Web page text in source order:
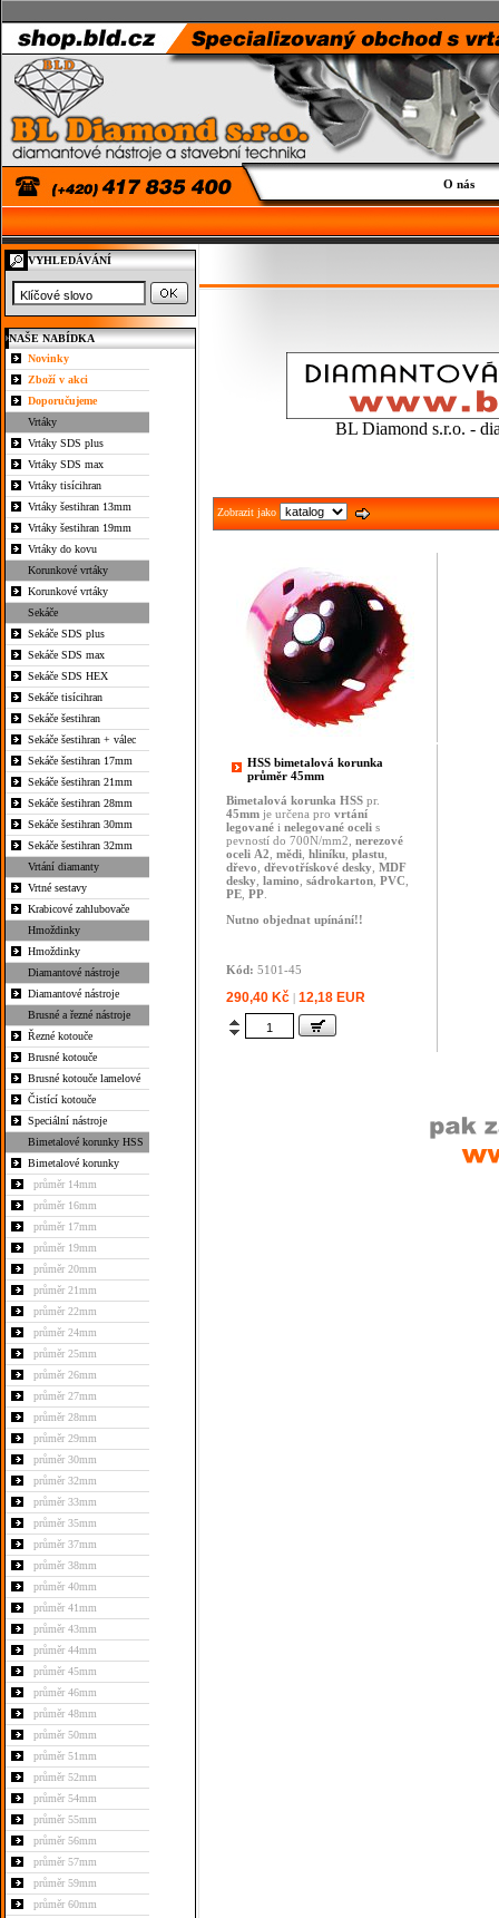
O nás
VYHLEDÁVÁNÍ
NAŠE NABÍDKA
Novinky
Zboží v akci
Doporučujeme
Vrtáky
Vrtáky SDS plus
Vrtáky SDS max
Vrtáky tisícihran
Vrtáky šestihran 13mm
Vrtáky šestihran 19mm
Vrtáky do kovu
Korunkové vrtáky
Korunkové vrtáky
Sekáče
Sekáče SDS plus
Sekáče SDS max
Sekáče SDS HEX
Sekáče tisícihran
Sekáče šestihran
Sekáče šestihran + válec
Sekáče šestihran 17mm
Sekáče šestihran 21mm
Sekáče šestihran 28mm
Sekáče šestihran 30mm
Sekáče šestihran 32mm
Vrtání diamanty
Vrtné sestavy
Krabicové zahlubovače
Hmoždinky
Hmoždinky
Diamantové nástroje
Diamantové nástroje
Brusné a řezné nástroje
Řezné kotouče
Brusné kotouče
Brusné kotouče lamelové
Čistící kotouče
Speciální nástroje
Bimetalové korunky HSS
Bimetalové korunky
průměr 14mm
průměr 16mm
průměr 17mm
průměr 19mm
průměr 20mm
průměr 21mm
průměr 22mm
průměr 24mm
průměr 25mm
průměr 26mm
průměr 27mm
průměr 28mm
průměr 29mm
průměr 30mm
průměr 32mm
průměr 33mm
průměr 35mm
průměr 37mm
průměr 38mm
průměr 40mm
průměr 41mm
průměr 43mm
průměr 44mm
průměr 45mm
průměr 46mm
průměr 48mm
průměr 50mm
průměr 51mm
průměr 52mm
průměr 54mm
průměr 55mm
průměr 56mm
průměr 57mm
průměr 59mm
průměr 60mm
BL Diamond s.r.o. -
Zobrazit jako
HSS bimetalová korunka
průměr 45mm
Bimetalová korunka HSS pr.
45mm je určena pro vrtání
legované i nelegované oceli s
pevností do 700N/mm2, nerezové
oceli A2 mědi hliníku plastu
dřevo dřevotřískové desky MDF
desky lamino sádrokarton PVC
PE PP
Nutno objednat upínání!!
Kód: 5101-45
290,40 Kč | 12,18 EUR